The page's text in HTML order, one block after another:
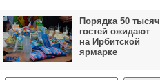
Порядка 50 тысяч
гостей ожидают
на Ирбитской
ярмарке